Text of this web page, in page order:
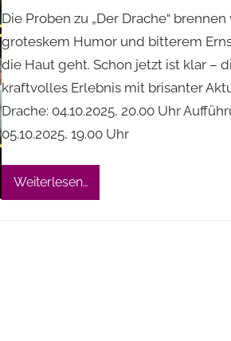
Die Proben zu „Der Drache“
groteskem Humor und bitterem
die Haut geht. Schon jetzt ist klar –
kraftvolles Erlebnis mit brisanter
Drache: 04.10.2025, 20.00 Uhr
05.10.2025, 19.00 Uhr
Weiterlesen…